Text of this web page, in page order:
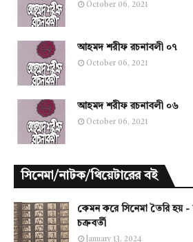
October 06, 2021
আহমদ শরীফ রচনাবলী ০৭
October 06, 2021
আহমদ শরীফ রচনাবলী ০৬
October 06, 2021
সিনেমা/নাটক/থিয়েটারের বই
কেমন করে সিনেমা তৈরি হয় -
চক্রবর্তী
January 13, 2024